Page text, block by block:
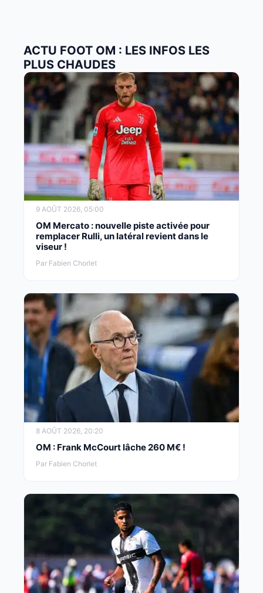
ACTU FOOT OM : LES INFOS LES
PLUS CHAUDES
9 AOÛT 2026, 05:00
OM Mercato : nouvelle piste activée pour
remplacer Rulli, un latéral revient dans le
viseur !
Par Fabien Chorlet
8 AOÛT 2026, 20:20
OM : Frank McCourt lâche 260 M€ !
Par Fabien Chorlet